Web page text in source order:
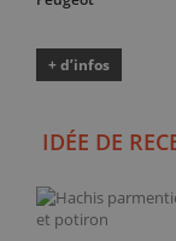
+ d’infos
IDÉE DE